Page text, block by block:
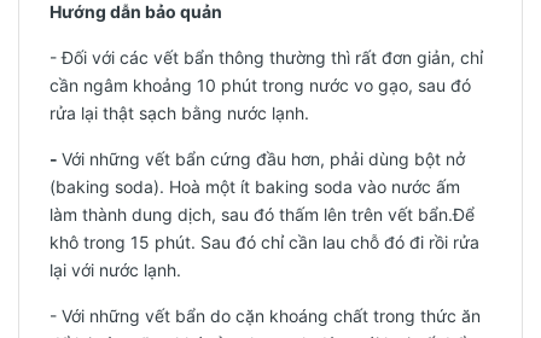
Hướng dẫn bảo quản
- Đối với các vết bẩn thông thường thì rất đơn giản, chỉ
cần ngâm khoảng 10 phút trong nước vo gạo, sau đó
rửa lại thật sạch bằng nước lạnh.
- Với những vết bẩn cứng đầu hơn, phải dùng bột nở
(baking soda). Hoà một ít baking soda vào nước ấm
làm thành dung dịch, sau đó thấm lên trên vết bẩn.Để
khô trong 15 phút. Sau đó chỉ cần lau chỗ đó đi rồi rửa
lại với nước lạnh.
- Với những vết bẩn do cặn khoáng chất trong thức ăn